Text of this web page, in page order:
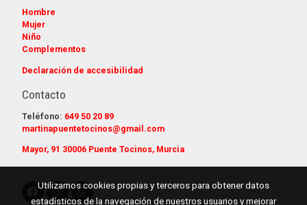
Hombre
Mujer
Niño
Complementos
Declaración de accesibilidad
Contacto
Teléfono: 649 50 20 89
martinapuentetocinos@gmail.com
Mayor, 91 30006 Puente Tocinos, Murcia
Utilizamos cookies propias y terceros para obtener datos
estadísticos de la navegación de nuestros usuarios y mejorar